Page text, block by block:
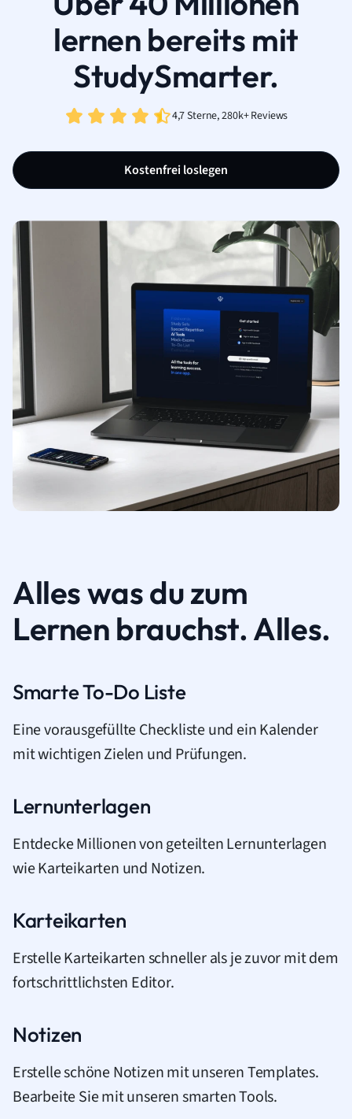
lernen bereits mit
StudySmarter.
4,7 Sterne, 280k+ Reviews
Kostenfrei loslegen
Alles was du zum
Lernen brauchst. Alles.
Smarte To-Do Liste
Eine vorausgefüllte Checkliste und ein Kalender
mit wichtigen Zielen und Prüfungen.
Lernunterlagen
Entdecke Millionen von geteilten Lernunterlagen
wie Karteikarten und Notizen.
Karteikarten
Erstelle Karteikarten schneller als je zuvor mit dem
fortschrittlichsten Editor.
Notizen
Erstelle schöne Notizen mit unseren Templates.
Bearbeite Sie mit unseren smarten Tools.